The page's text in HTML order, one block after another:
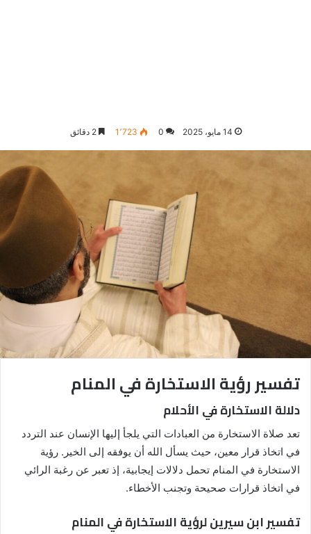
14 مايو، 2025 0 1٬723 2 دقائق
تفسير رؤية الاستخارة في المنام
دلالة الاستخارة في الأحلام
تعد صلاة الاستخارة من العبادات التي يلجأ إليها الإنسان عند التردد
في اتخاذ قرار معين، حيث يسأل الله أن يوفقه إلى الخير. رؤية
الاستخارة في المنام تحمل دلالات إيجابية، إذ تعبر عن رغبة الرائي
في اتخاذ قرارات صحيحة وتجنب الأخطاء.
تفسير ابن سيرين لرؤية الاستخارة في المنام